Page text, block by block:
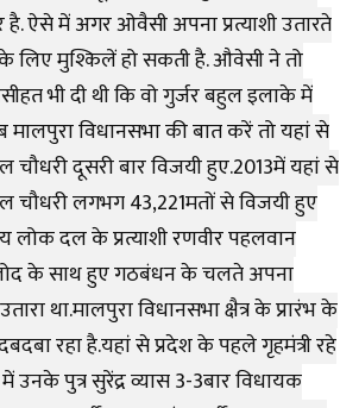
है. ऐसे में अगर ओवैसी अपना प्रत्याशी उतारते
लिए मुश्किलें हो सकती है. औवेसी ने तो
भी दी थी कि वो गुर्जर बहुल इलाके में
विधानसभा की बात करें तो यहां से
दूसरी बार विजयी हुए.2013में यहां से
चौधरी लगभग 43,221मतों से विजयी हुए
लोक दल के प्रत्याशी रणवीर पहलवान
के साथ हुए गठबंधन के चलते अपना
था.मालपुरा विधानसभा क्षैत्र के प्रारंभ के
रहा है.यहां से प्रदेश के पहले गृहमंत्री रहे
उनके पुत्र सुरेंद्र व्यास 3-3बार विधायक